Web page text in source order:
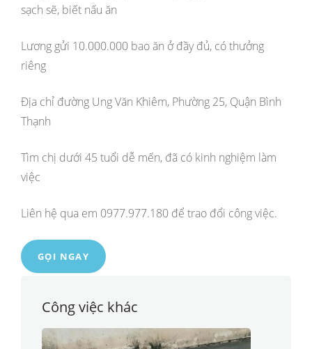
sạch sẽ, biết nấu ăn
Lương gửi 10.000.000 bao ăn ở đầy đủ, có thưởng
riêng
Địa chỉ đường Ung Văn Khiêm, Phường 25, Quận Bình
Thạnh
Tìm chị dưới 45 tuổi dễ mến, đã có kinh nghiệm làm
việc
Liên hệ qua em 0977.977.180 để trao đổi công việc.
GỌI NGAY
Công việc khác